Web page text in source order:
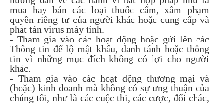
mua hay bán các loại thuốc cấm, xâm phạm
quyền riêng tư của người khác hoặc cung cấp và
phát tán virus máy tính.
- Tham gia vào các hoạt động hoặc gửi lên các
Thông tin để lộ mật khẩu, danh tánh hoặc thông
tin vì những mục đích không có lợi cho người
khác.
- Tham gia vào các hoạt động thương mại và
(hoặc) kinh doanh mà không có sự ưng thuận của
chúng tôi, như là các cuộc thi, các cược, đổi chác,